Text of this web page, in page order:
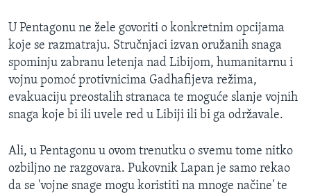
U Pentagonu ne žele govoriti o konkretnim opcijama
koje se razmatraju. Stručnjaci izvan oružanih snaga
spominju zabranu letenja nad Libijom, humanitarnu i
vojnu pomoć protivnicima Gadhafijeva režima,
evakuaciju preostalih stranaca te moguće slanje vojnih
snaga koje bi ili uvele red u Libiji ili bi ga održavale.
Ali, u Pentagonu u ovom trenutku o svemu tome nitko
ozbiljno ne razgovara. Pukovnik Lapan je samo rekao
da se 'vojne snage mogu koristiti na mnoge načine' te